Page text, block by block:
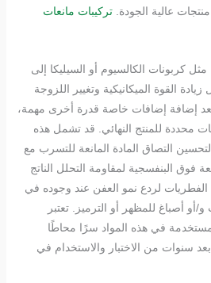
عالية الجودة. تركيبات مانعات
كربونات الكالسيوم أو السيليكا إلى
القوة الميكانيكية وتغيير اللزوجة
إضافة إضافات خاصة قدرة أخرى مهمة،
محددة للمنتج النهائي. قد تشمل هذه
التصاق المادة المانعة للتسرب مع
فوق البنفسجية لمقاومة التحلل الناتج
لردع نمو العفن عند وجوده في
أو أصباغ للمظهر أو الترميز. تعتبر
في هذه المواد سرًا محاطًا
سنوات من الاختبار والاستخدام في